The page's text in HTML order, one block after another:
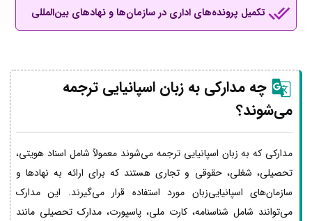
تکمیل پرونده‌های اداری در سازمان‌ها و نهادهای بین‌المللی
چه مدارکی به زبان اسپانیایی ترجمه
می‌شوند؟
مدارکی که به زبان اسپانیایی ترجمه می‌شوند معمولاً شامل اسناد هویتی،
تحصیلی، شغلی، حقوقی و تجاری هستند که برای ارائه به نهادها و
سازمان‌های اسپانیایی‌زبان مورد استفاده قرار می‌گیرند. این مدارک
می‌توانند شامل شناسنامه، کارت ملی، پاسپورت، مدارک تحصیلی مانند